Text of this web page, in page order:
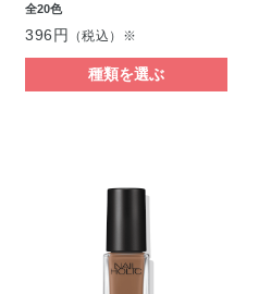
全20色
396円 （税込）※
種類を選ぶ